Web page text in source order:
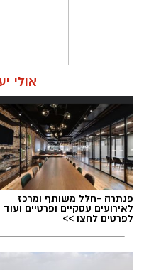
אולי
פנתרה -חלל משותף ומרכז
לאירועים עסקיים ופרטיים ועוד
לפרטים לחצו >>